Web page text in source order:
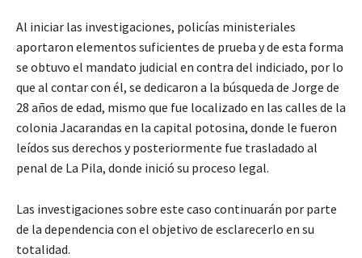
Al iniciar las investigaciones, policías ministeriales
aportaron elementos suficientes de prueba y de esta forma
se obtuvo el mandato judicial en contra del indiciado, por lo
que al contar con él, se dedicaron a la búsqueda de Jorge de
28 años de edad, mismo que fue localizado en las calles de la
colonia Jacarandas en la capital potosina, donde le fueron
leídos sus derechos y posteriormente fue trasladado al
penal de La Pila, donde inició su proceso legal.
Las investigaciones sobre este caso continuarán por parte
de la dependencia con el objetivo de esclarecerlo en su
totalidad.